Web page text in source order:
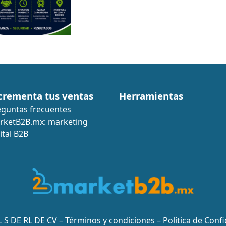
tus ventas
frecuentes
marketing
B2B
Herramientas
DE RL DE CV –Términos y condiciones – Política de